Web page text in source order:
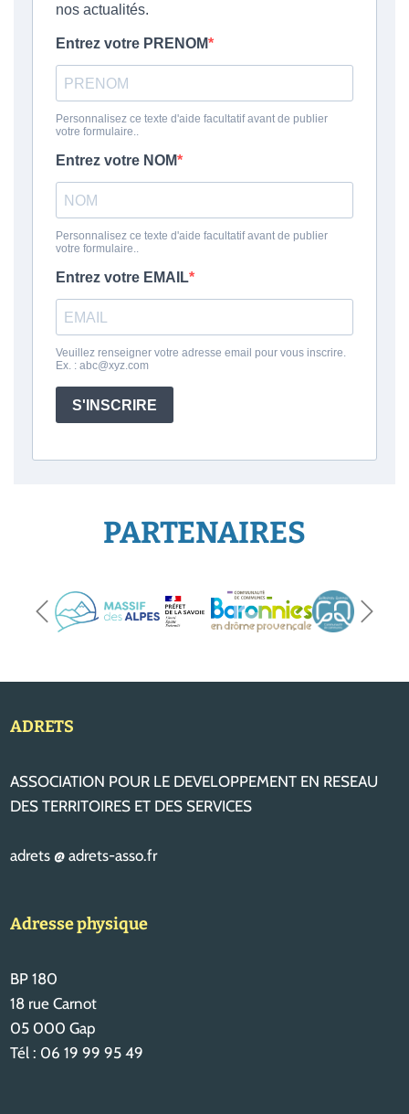
PARTENAIRES
Précédent
ADRETS
ASSOCIATION POUR LE DEVELOPPEMENT EN RESEAU
DES TERRITOIRES ET DES SERVICES
adrets @ adrets-asso.fr
Adresse physique
BP 180
18 rue Carnot
05 000 Gap
Tél : 06 19 99 95 49